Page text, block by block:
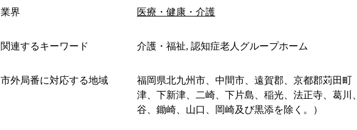
業界 医療・健康・介護
関連するキーワード 介護・福祉, 認知症老人グループホーム
市外局番に対応する地域
福岡県北九州市、中間市、遠賀郡、京都郡苅田町
津、下新津、二崎、下片島、稲光、法正寺、葛川
谷、鋤崎、山口、岡崎及び黒添を除く。）